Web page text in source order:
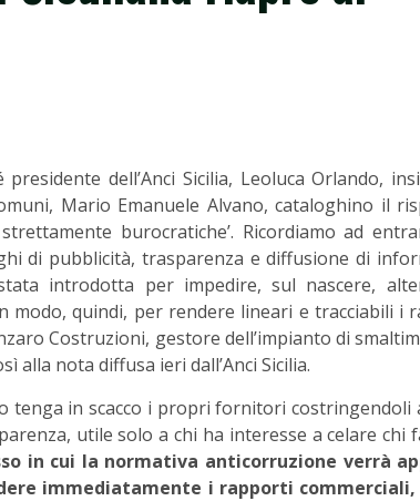
dell’Anci Sicilia, Leoluca Orlando,
Mario Emanuele Alvano, cataloghino il
burocratiche’. Ricordiamo ad
di pubblicità, trasparenza e diffusione di
introdotta per impedire, sul nascere,
modo, quindi, per rendere lineari e tracciabili i
Costruzioni, gestore dell’impianto di
alla nota diffusa ieri dall’Anci Sicilia.
tenga in scacco i propri fornitori costringendoli
utile solo a chi ha interesse a celare chi
in cui la normativa anticorruzione verrà
immediatamente i rapporti